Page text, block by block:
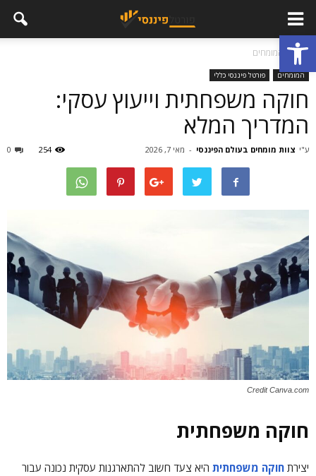
פתח סרגל נגישות
בית המומחים
המומחים פורטל פיננסי כללי
חוקה משפחתית וייעוץ עסקי:
המדריך המלא
ע"י צוות מומחים בעולם הפיננסי - מאי 7, 2026 0 254
Credit Canva.com
חוקה משפחתית
יצירת חוקה משפחתית היא צעד חשוב להתארגנות עסקית נכונה עבור